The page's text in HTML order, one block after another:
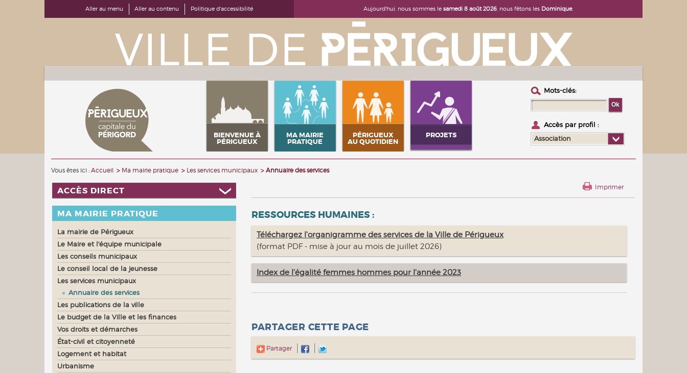
Aller au menu Aller au contenu Politique d'accessibilité Aujourd'hui, nous sommes le samedi 8 août 2026, nous fêtons les Dominique.
BIENVENUE À
PÉRIGUEUX
MA MAIRIE
PRATIQUE
PÉRIGUEUX
AU QUOTIDIEN
PROJETS
Mots-clés :
Accès par profil :
Association
Vous êtes ici : Accueil Ma mairie pratique Les services municipaux Annuaire des services
Imprimer
RESSOURCES HUMAINES :
Téléchargez l'organigramme des services de la Ville de Périgueux
(format PDF - mise à jour au mois de juillet 2026)
Index de l'égalité femmes hommes pour l'année 2023
PARTAGER CETTE PAGE
Partager
ACCÈS DIRECT
MA MAIRIE PRATIQUE
La mairie de Périgueux
Le Maire et l'équipe municipale
Les conseils municipaux
Le conseil local de la jeunesse
Les services municipaux
Annuaire des services
Les publications de la ville
Le budget de la Ville et les finances
Vos droits et démarches
État-civil et citoyenneté
Logement et habitat
Urbanisme